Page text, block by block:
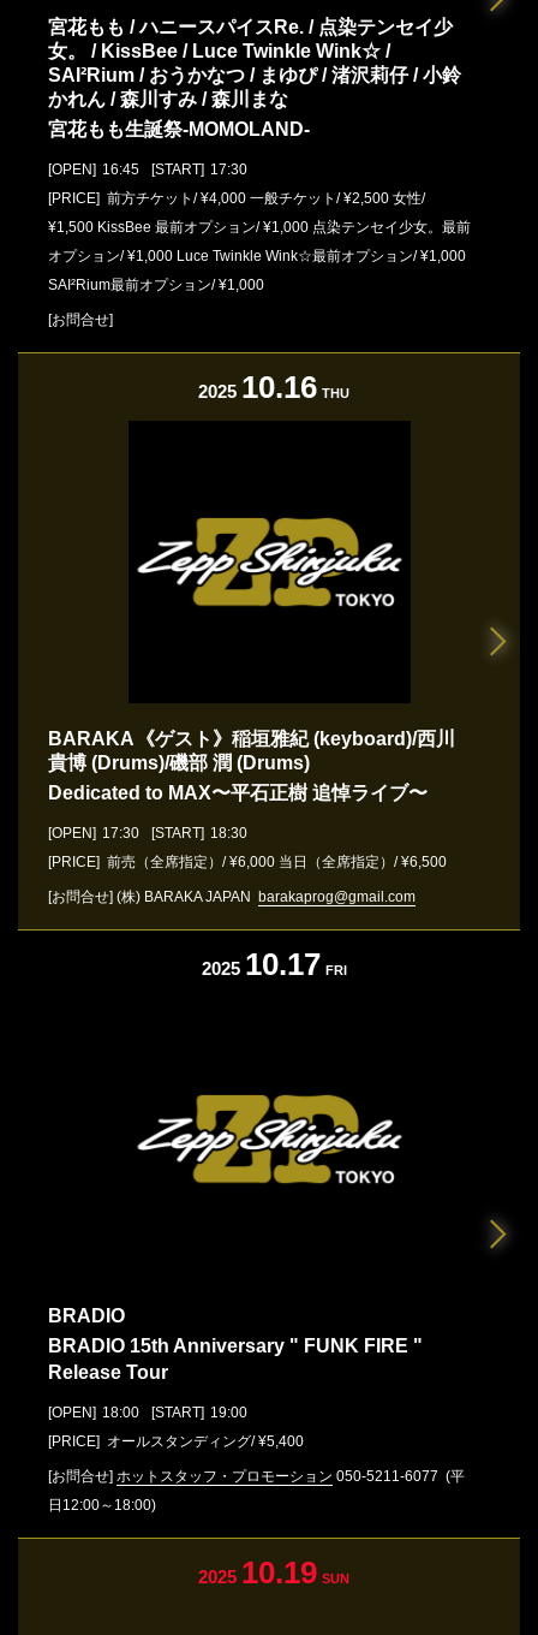
宮花もも / ハニースパイスRe. / 点染テンセイ少
女。 / KissBee / Luce Twinkle Wink☆ /
SAI²Rium / おうかなつ / まゆぴ / 渚沢莉仔 / 小鈴
かれん / 森川すみ / 森川まな
宮花もも生誕祭-MOMOLAND-
[OPEN] 16:45 [START] 17:30
[PRICE] 前方チケット/ ¥4,000 一般チケット/ ¥2,500 女性/
¥1,500 KissBee 最前オプション/ ¥1,000 点染テンセイ少女。最前
オプション/ ¥1,000 Luce Twinkle Wink☆最前オプション/ ¥1,000
SAI²Rium最前オプション/ ¥1,000
[お問合せ]
2025 10.16 THU
BARAKA 《ゲスト》稲垣雅紀 (keyboard)/西川
貴博 (Drums)/磯部 潤 (Drums)
Dedicated to MAX〜平石正樹 追悼ライブ〜
[OPEN] 17:30 [START] 18:30
[PRICE] 前売（全席指定）/ ¥6,000 当日（全席指定）/ ¥6,500
[お問合せ] (株) BARAKA JAPAN barakaprog@gmail.com
2025 10.17 FRI
BRADIO
BRADIO 15th Anniversary " FUNK FIRE "
Release Tour
[OPEN] 18:00 [START] 19:00
[PRICE] オールスタンディング/ ¥5,400
[お問合せ] ホットスタッフ・プロモーション 050-5211-6077 (平
日12:00～18:00)
2025 10.19 SUN